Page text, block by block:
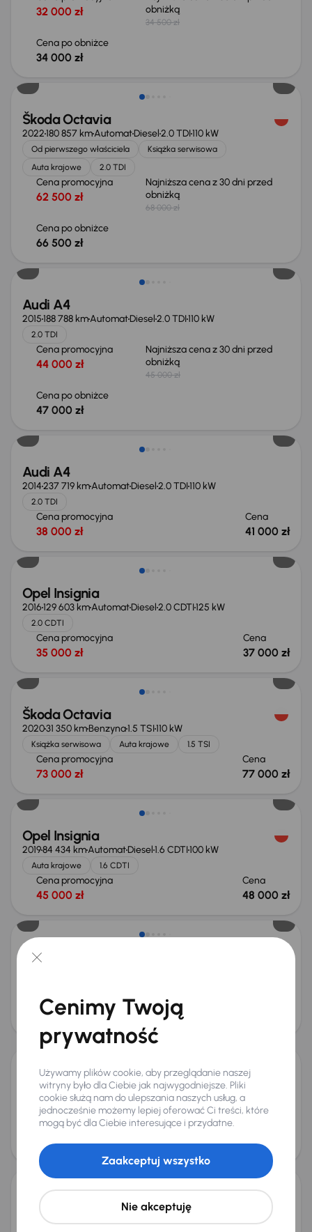
32 000 zł
obniżką
34 500 zł
Cena po obniżce
34 000 zł
Škoda Octavia
2022180 857 kmAutomatDiesel2.0 TDI110 kW
Od pierwszego właściciela
Książka serwisowa
Auta krajowe
2.0 TDI
Cena promocyjna
62 500 zł
Najniższa cena z 30 dni przed
obniżką
68 000 zł
Cena po obniżce
66 500 zł
Audi A4
2015188 788 kmAutomatDiesel2.0 TDI110 kW
2.0 TDI
Cena promocyjna
44 000 zł
Najniższa cena z 30 dni przed
obniżką
45 000 zł
Cena po obniżce
47 000 zł
Audi A4
2014237 719 kmAutomatDiesel2.0 TDI110 kW
2.0 TDI
Cena promocyjna
38 000 zł
Cena
41 000 zł
Opel Insignia
2016129 603 kmAutomatDiesel2.0 CDTI125 kW
2.0 CDTI
Cena promocyjna
35 000 zł
Cena
37 000 zł
Škoda Octavia
202031 350 kmBenzyna1.5 TSI110 kW
Książka serwisowa Auta krajowe 1.5 TSI
Cena promocyjna
73 000 zł
Cena
77 000 zł
Opel Insignia
201984 434 kmAutomatDiesel1.6 CDTI100 kW
Auta krajowe 1.6 CDTI
Cena promocyjna
45 000 zł
Cena
48 000 zł
Škoda Octavia
Cena promocyjna
38 000 zł
Możliwość odliczenia VAT
Audi A4
2018244 038 km AutomatDiesel2.0 TDI110 kW
2.0 TDI
Cena promocyjna
53 000 zł 56 000 zł
Škoda Octavia
2020177 895 km
Cenimy Twoją
prywatność
Używamy plików cookie, aby przeglądanie naszej
witryny było dla Ciebie jak najwygodniejsze. Pliki
cookie służą nam do ulepszania naszych usług, a
jednocześnie możemy lepiej oferować Ci treści, które
mogą być dla Ciebie interesujące i przydatne.
Nie akceptuję
Zaakceptuj wszystko